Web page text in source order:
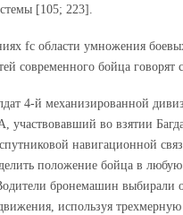
[105; 223].
fc области умножения
современного бойца
4-й механизированной
участвовавший во взятии
навигационной
положение бойца в
бронемашин выбирали
используя